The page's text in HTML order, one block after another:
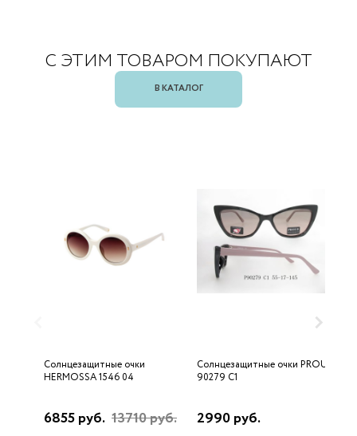
С ЭТИМ ТОВАРОМ ПОКУПАЮТ
В КАТАЛОГ
Солнцезащитные очки
HERMOSSA 1546 04
6855 руб. 13710 руб.
Солнцезащитные очки PROUD
90279 C1
2990 руб.